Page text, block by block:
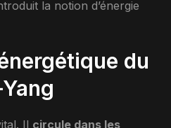
la notion d’énergie
du
Il circule dans les